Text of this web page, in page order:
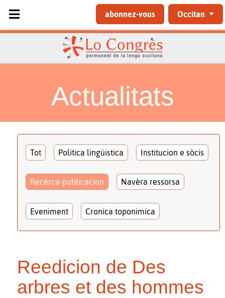
Sélectionnez votre langue
abonnez-vous Occitan
Actualitats
Tot Politica lingüistica Institucion e sòcis
Recèrca-publicacion Navèra ressorsa
Eveniment Cronica toponimica
Reedicion de Des
arbres et des hommes